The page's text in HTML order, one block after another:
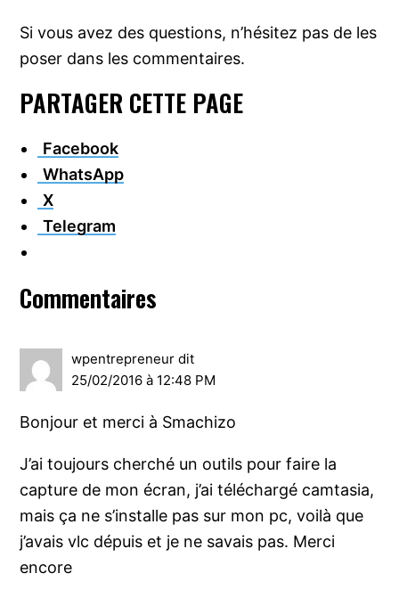
Si vous avez des questions, n’hésitez pas de les
poser dans les commentaires.
PARTAGER CETTE PAGE
Facebook
WhatsApp
X
Telegram
Interactions
lecteur
Commentaires
wpentrepreneur dit
25/02/2016 à 12:48 PM
Bonjour et merci à Smachizo
J’ai toujours cherché un outils pour faire la
capture de mon écran, j’ai téléchargé camtasia,
mais ça ne s’installe pas sur mon pc, voilà que
j’avais vlc dépuis et je ne savais pas. Merci
encore